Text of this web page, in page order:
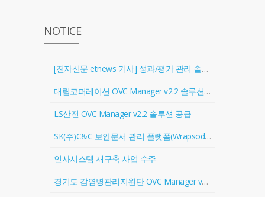
NOTICE
[전자신문 etnews 기사] 성과/평가 관리 솔루션 '골인원(Goal In One)' 출시
대림코퍼레이션 OVC Manager v2.2 솔루션 공급
LS산전 OVC Manager v2.2 솔루션 공급
SK(주)C&C 보안문서 관리 플랫폼(Wrapsody) 협력업체 등록
인사시스템 재구축 사업 수주
경기도 감염병관리지원단 OVC Manager v2.2 솔루션 공급